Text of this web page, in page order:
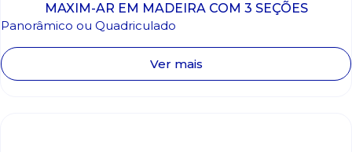
MAXIM-AR EM MADEIRA COM 3 SEÇÕES
Panorâmico ou Quadriculado
Ver mais